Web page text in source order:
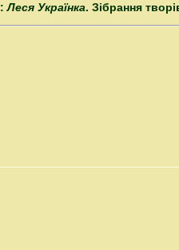
:Леся Українка. Зібрання